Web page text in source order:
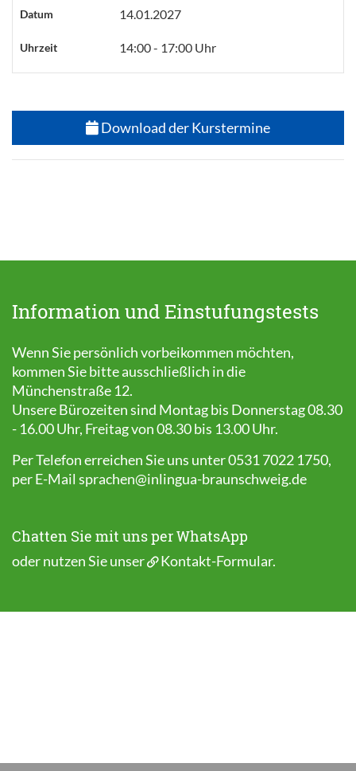
Datum 14.01.2027
Uhrzeit 14:00 - 17:00 Uhr
Download der Kurstermine
Information und Einstufungstests
Wenn Sie persönlich vorbeikommen möchten,
kommen Sie bitte ausschließlich in die
Münchenstraße 12.
Unsere Bürozeiten sind Montag bis Donnerstag 08.30
- 16.00 Uhr, Freitag von 08.30 bis 13.00 Uhr.
Per Telefon erreichen Sie uns unter 0531 7022 1750,
per E-Mail sprachen@inlingua-braunschweig.de
Chatten Sie mit uns per WhatsApp
oder nutzen Sie unser Kontakt-Formular.